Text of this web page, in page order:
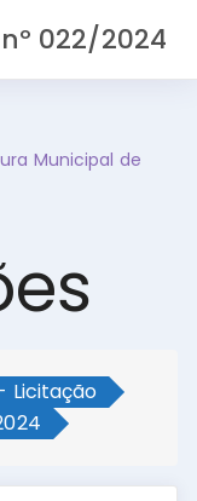
022/2024
Licitação